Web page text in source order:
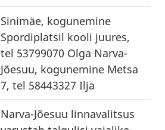
Sinimäe, kogunemine
Spordiplatsil kooli juures,
tel 53799070 Olga Narva-
Jõesuu, kogunemine Metsa
7, tel 58443327 Ilja
Narva-Jõesuu linnavalitsus